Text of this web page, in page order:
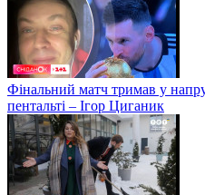
Фінальний матч тримав у
пентальті – Ігор Циганик